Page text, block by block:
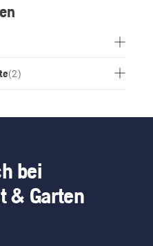
verbaut ist.
geliefert.
(2)
bei
& Garten